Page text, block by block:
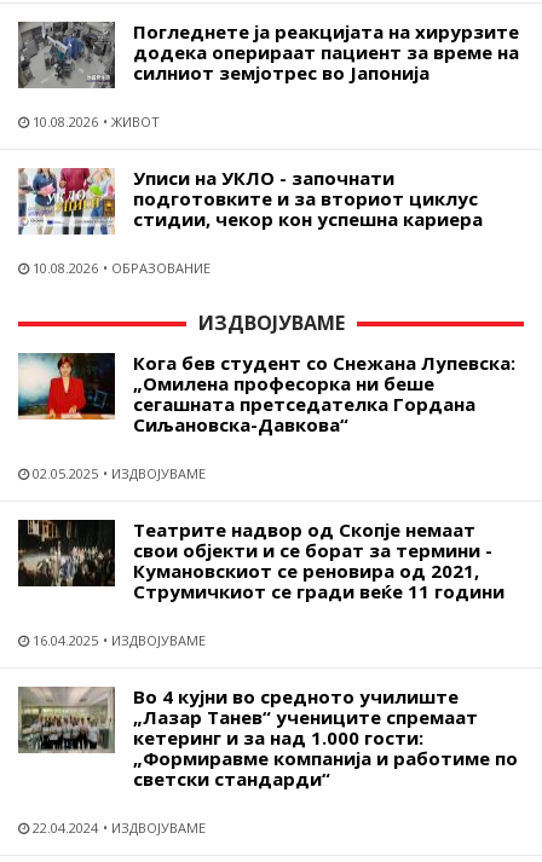
Погледнете ја реакцијата на хирурзите
додека оперираат пациент за време на
силниот земјотрес во Јапонија
10.08.2026 ЖИВОТ
Уписи на УКЛО - започнати
подготовките и за вториот циклус
стидии, чекор кон успешна кариера
10.08.2026 ОБРАЗОВАНИЕ
ИЗДВОЈУВАМЕ
Кога бев студент со Снежана Лупевска:
„Омилена професорка ни беше
сегашната претседателка Гордана
Сиљановска-Давкова“
02.05.2025 ИЗДВОЈУВАМЕ
Театрите надвор од Скопје немаат
свои објекти и се борат за термини -
Кумановскиот се реновира од 2021,
Струмичкиот се гради веќе 11 години
16.04.2025 ИЗДВОЈУВАМЕ
Во 4 кујни во средното училиште
„Лазар Танев“ учениците спремаат
кетеринг и за над 1.000 гости:
„Формиравме компанија и работиме по
светски стандарди“
22.04.2024 ИЗДВОЈУВАМЕ